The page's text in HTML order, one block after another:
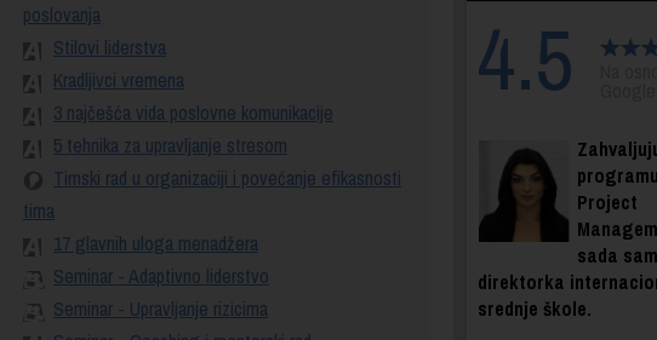
poslovanja
Stilovi liderstva
Kradljivci vremena
3 najčešća vida poslovne komunikacije
5 tehnika za upravljanje stresom
Timski rad u organizaciji i povećanje efikasnosti
tima
17 glavnih uloga menadžera
Seminar - Adaptivno liderstvo
Seminar - Upravljanje rizicima
4.5
programu
Project
sada sam
direktorka
srednje škole.